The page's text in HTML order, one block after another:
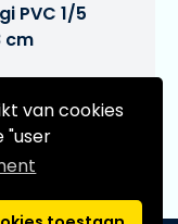
van cookies
"user
PVC 1/5
cm